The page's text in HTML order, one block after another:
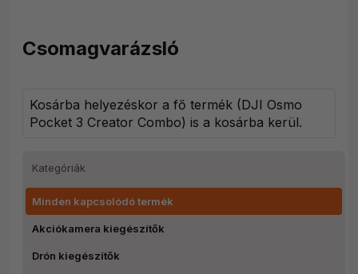
Csomagvarázsló
Kosárba helyezéskor a fő termék (DJI Osmo
Pocket 3 Creator Combo) is a kosárba kerül.
Kategóriák
Minden kapcsolódó termék
Akciókamera kiegészítők
Drón kiegészítők